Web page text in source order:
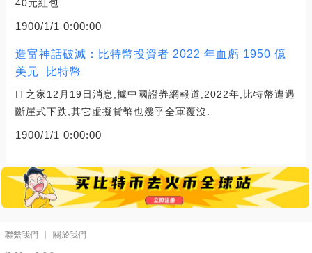
40元紅包.
1900/1/1 0:00:00
造富神話破滅：比特幣投資者 2022 年血虧 1950 億
美元_比特幣
IT之家12月19日消息,據中國證券網報道,2022年,比特幣遭遇
斷崖式下跌,其它虛擬貨幣也幾乎全軍覆沒.
1900/1/1 0:00:00
聯繫我們 關於我們